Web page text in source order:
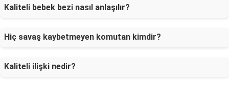
Kaliteli bebek bezi nasıl anlaşılır?
Hiç savaş kaybetmeyen komutan kimdir?
Kaliteli ilişki nedir?